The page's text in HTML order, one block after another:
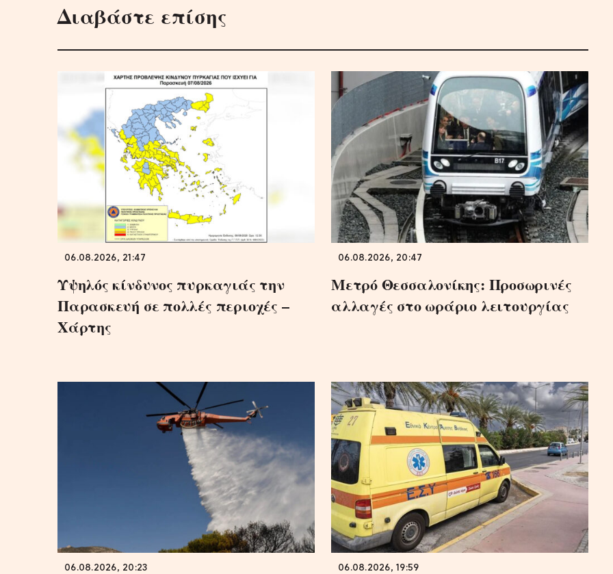
Διαβάστε επίσης
06.08.2026, 21:47
Υψηλός κίνδυνος πυρκαγιάς την
Παρασκευή σε πολλές περιοχές –
Χάρτης
06.08.2026, 20:47
Μετρό Θεσσαλονίκης: Προσωρινές
αλλαγές στο ωράριο λειτουργίας
06.08.2026, 20:23 06.08.2026, 19:59